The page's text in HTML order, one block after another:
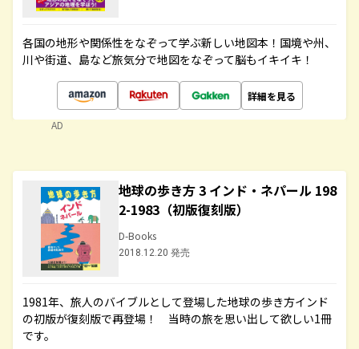
各国の地形や関係性をなぞって学ぶ新しい地図本！国境や州、
川や街道、島など旅気分で地図をなぞって脳もイキイキ！
詳細を見る
AD
地球の歩き方 3 インド・ネパール 198
2-1983（初版復刻版）
D-Books
2018.12.20 発売
1981年、旅人のバイブルとして登場した地球の歩き方インド
の初版が復刻版で再登場！ 当時の旅を思い出して欲しい1冊
です。